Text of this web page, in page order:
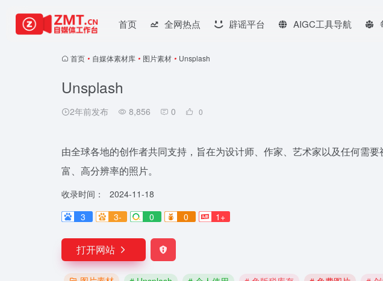
首页 全网热点 辟谣平台 AIGC工具导航
首页 • 自媒体素材库 • 图片素材 • Unsplash
Unsplash
2年前发布 8,856 0 0
由全球各地的创作者共同支持，旨在为设计师、作家、艺术家以及任何需
富、高分辨率的照片。
收录时间：
2024-11-18
3
3- 0 0 1+
打开网站